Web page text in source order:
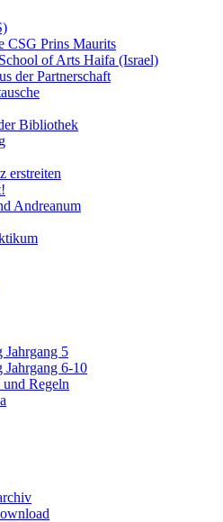
CSG Prins Maurits
of Arts Haifa (Israel)
der Partnerschaft
Bibliothek
erstreiten
Andreanum
Jahrgang 5
Jahrgang 6-10
Regeln